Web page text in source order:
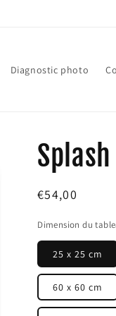
Diagnostic photo
Prix
€54,00
Dimension du
25 x 25 cm
60 x 60 cm